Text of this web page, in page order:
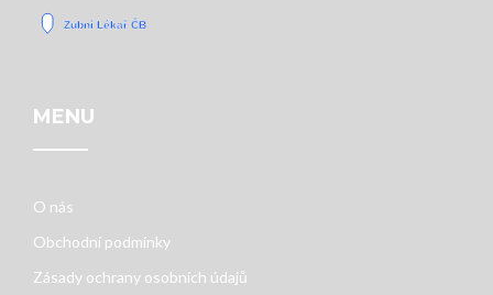
MENU
O nás
Obchodní podmínky
Zásady ochrany osobních údajů